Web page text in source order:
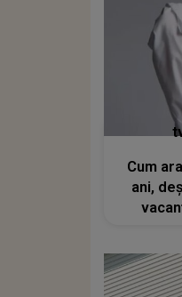
Cum
ani,